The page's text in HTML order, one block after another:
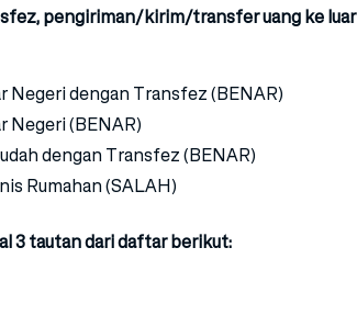
pengiriman/kirim/transfer uang ke luar
Negeri dengan Transfez (BENAR)
Negeri (BENAR)
dengan Transfez (BENAR)
Rumahan (SALAH)
3 tautan dari daftar berikut: